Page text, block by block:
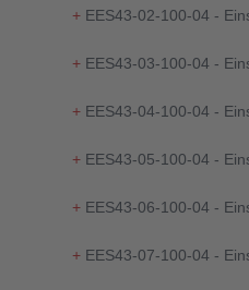
+ EES43-02-100-04 -
+ EES43-03-100-04 -
+ EES43-04-100-04 -
+ EES43-05-100-04 -
+ EES43-06-100-04 -
+ EES43-07-100-04 -